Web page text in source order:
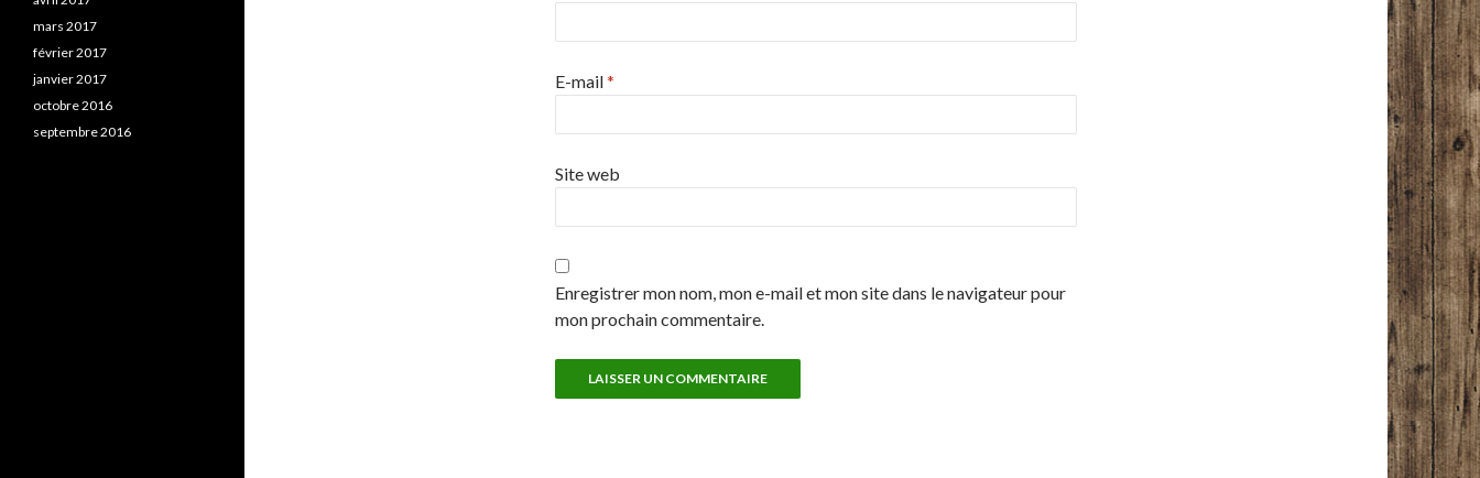
E-mail*
Site web
Enregistrer mon nom, mon e-mail et mon site dans le navigateur pour
mon prochain commentaire.
mars 2017
février 2017
janvier 2017
octobre 2016
septembre 2016